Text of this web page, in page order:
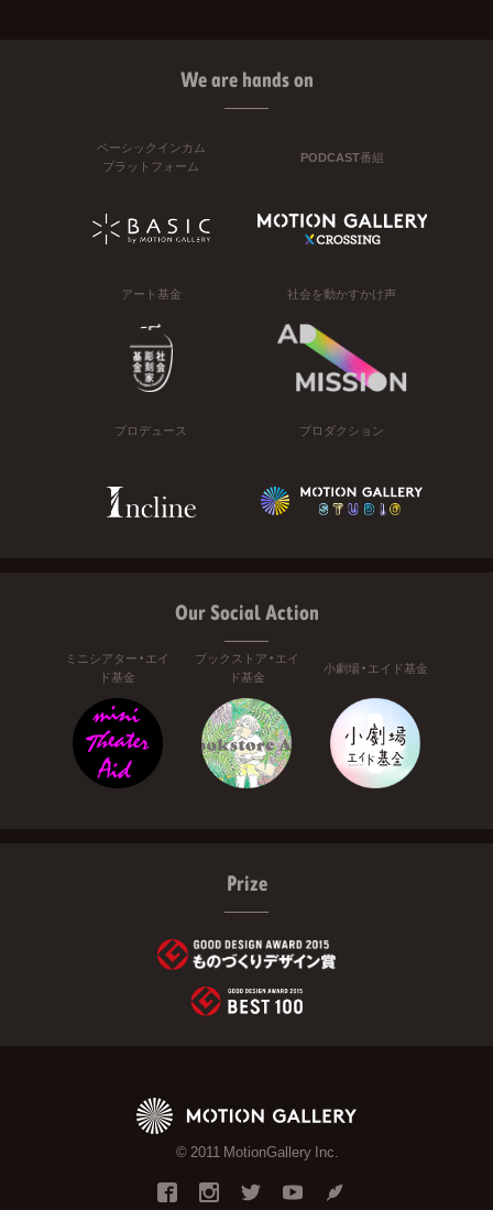
We are hands on
ベーシックインカム
プラットフォーム
PODCAST番組
アート基金 社会を動かすかけ声
プロデュース プロダクション
Our Social Action
ミニシアター・エイ
ド基金
ブックストア・エイ
ド基金
小劇場・エイド基金
Prize
© 2011 MotionGallery Inc.